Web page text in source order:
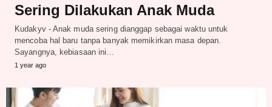
Sering Dilakukan Anak Muda
Kudakyv - Anak muda sering dianggap sebagai waktu untuk
mencoba hal baru tanpa banyak memikirkan masa depan.
Sayangnya, kebiasaan ini…
1 year ago